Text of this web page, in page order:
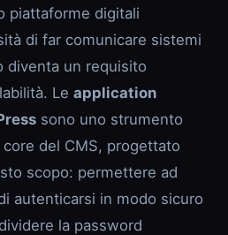
piattaforme digitali
di far comunicare sistemi
diventa un requisito
Le application
sono uno strumento
del CMS, progettato
scopo: permettere ad
autenticarsi in modo sicuro
la password